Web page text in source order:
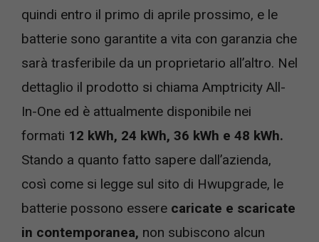
quindi entro il primo di aprile prossimo, e le
batterie sono garantite a vita con garanzia che
sarà trasferibile da un proprietario all’altro. Nel
dettaglio il prodotto si chiama Amptricity All-
In-One ed è attualmente disponibile nei
formati 12 kWh, 24 kWh, 36 kWh e 48 kWh.
Stando a quanto fatto sapere dall’azienda,
così come si legge sul sito di Hwupgrade, le
batterie possono essere caricate e scaricate
in contemporanea, non subiscono alcun